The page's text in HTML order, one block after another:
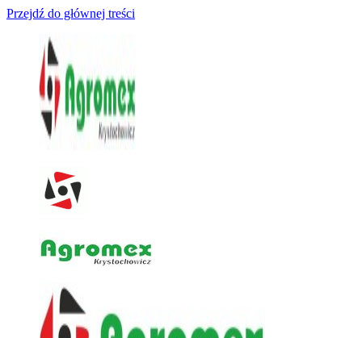
Przejdź do głównej treści